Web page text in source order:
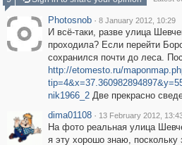
Photosnob · 8 January 2012, 10:29
И всё-таки, разве улица
проходила? Если перейти
сохранился почти до леса.
http://etomesto.ru/
nik1966_2Две прекрасно
dima01108 · 13 February 2012,
На фото реальная улица
я эту хорошо знаю, поскольку